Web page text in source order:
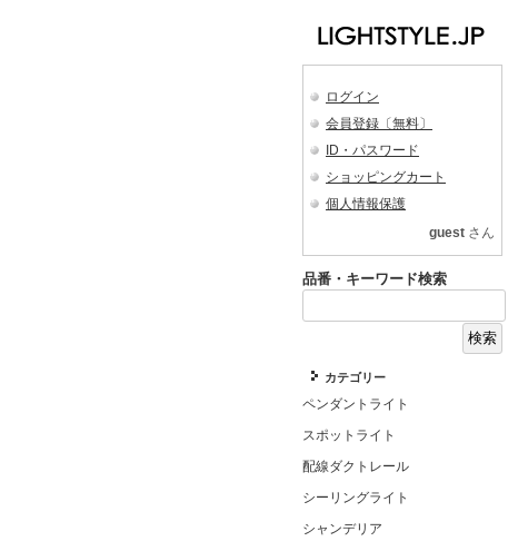
ログイン
会員登録〔無料〕
ID・パスワード
ショッピングカート
個人情報保護
guest さん
品番・キーワード検索
カテゴリー
ペンダントライト
スポットライト
配線ダクトレール
シーリングライト
シャンデリア